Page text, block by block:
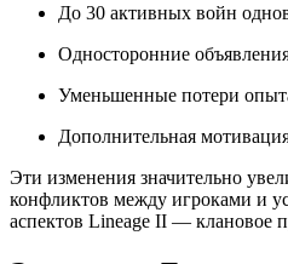
До 30 активных войн
Односторонние
Уменьшенные потери
Дополнительная
Эти изменения значительно
конфликтов между игроками и
аспектов Lineage II — клановое